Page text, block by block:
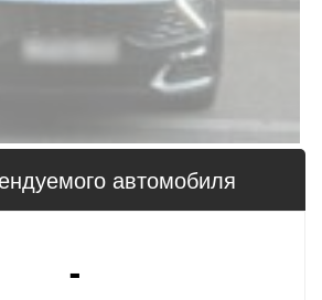
автомобиля
-